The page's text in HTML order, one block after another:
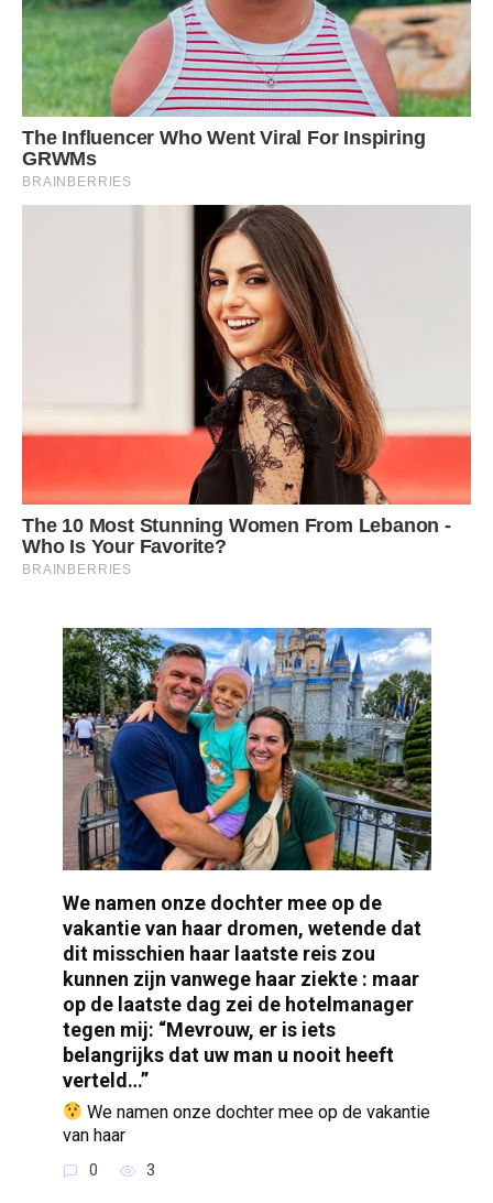
We namen onze dochter mee op de
vakantie van haar dromen, wetende dat
dit misschien haar laatste reis zou
kunnen zijn vanwege haar ziekte : maar
op de laatste dag zei de hotelmanager
tegen mij: “Mevrouw, er is iets
belangrijks dat uw man u nooit heeft
verteld…”
We namen onze dochter mee op de vakantie
van haar
0 3